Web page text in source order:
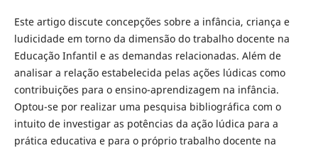
Este artigo discute concepções sobre a infância, criança e
ludicidade em torno da dimensão do trabalho docente na
Educação Infantil e as demandas relacionadas. Além de
analisar a relação estabelecida pelas ações lúdicas como
contribuições para o ensino-aprendizagem na infância.
Optou-se por realizar uma pesquisa bibliográfica com o
intuito de investigar as potências da ação lúdica para a
prática educativa e para o próprio trabalho docente na